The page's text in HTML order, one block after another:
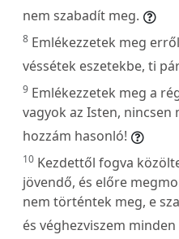
nem szabadít meg.
8 Emlékezzetek meg
véssétek eszetekbe, ti
9 Emlékezzetek meg a
vagyok az Isten, nincsen
hozzám hasonló!
10 Kezdettől fogva
jövendő, és előre
nem történtek meg, e
és véghezviszem